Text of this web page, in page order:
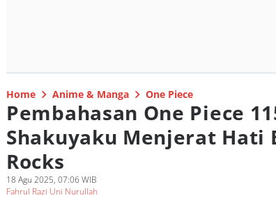
Home Anime & Manga One Piece
Pembahasan One Piece
Shakuyaku Menjerat Hati
Rocks
18 Agu 2025, 07:06 WIB
Fahrul Razi Uni Nurullah